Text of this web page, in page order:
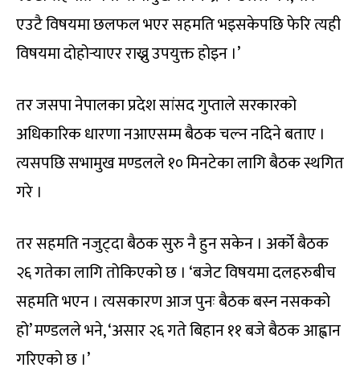
एउटै विषयमा छलफल भएर सहमति भइसकेपछि फेरि त्यही
विषयमा दोहोर्‍याएर राख्नु उपयुक्त होइन ।’
तर जसपा नेपालका प्रदेश सांसद गुप्ताले सरकारको
अधिकारिक धारणा नआएसम्म बैठक चल्न नदिने बताए ।
त्यसपछि सभामुख मण्डलले १० मिनटेका लागि बैठक स्थगित
गरे ।
तर सहमति नजुट्दा बैठक सुरु नै हुन सकेन । अर्को बैठक
२६ गतेका लागि तोकिएको छ । ‘बजेट विषयमा दलहरुबीच
सहमति भएन । त्यसकारण आज पुनः बैठक बस्न नसकको
हो’ मण्डलले भने, ‘असार २६ गते बिहान ११ बजे बैठक आह्वान
गरिएको छ ।’